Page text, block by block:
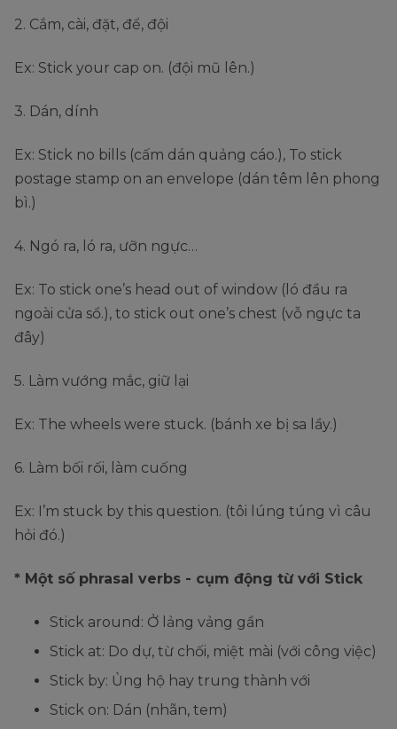
2. Cắm, cài, đặt, để, đội
Ex: Stick your cap on. (đội mũ lên.)
3. Dán, dính
Ex: Stick no bills (cấm dán quảng cáo.), To stick
postage stamp on an envelope (dán têm lên phong
bì.)
4. Ngó ra, ló ra, ưỡn ngực…
Ex: To stick one’s head out of window (ló đầu ra
ngoài cửa sổ.), to stick out one’s chest (vỗ ngực ta
đây)
5. Làm vướng mắc, giữ lại
Ex: The wheels were stuck. (bánh xe bị sa lầy.)
6. Làm bối rối, làm cuống
Ex: I’m stuck by this question. (tôi lúng túng vì câu
hỏi đó.)
* Một số phrasal verbs - cụm động từ với Stick
Stick around: Ở lảng vảng gần
Stick at: Do dự, từ chối, miệt mài (với công việc)
Stick by: Ủng hộ hay trung thành với
Stick on: Dán (nhãn, tem)